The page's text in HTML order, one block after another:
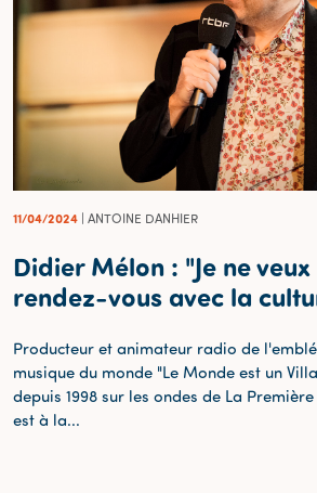
11/04/2024 | ANTOINE DANHIER
Didier Mélon : "Je ne
rendez-vous avec la
Producteur et animateur radio de
musique du monde "Le Monde est un
depuis 1998 sur les ondes de La
est à la...